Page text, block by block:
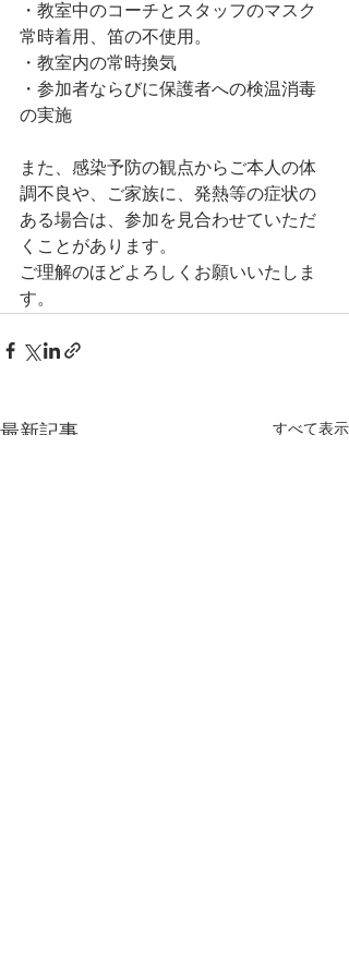
・教室中のコーチとスタッフのマスク
常時着用、笛の不使用。
・教室内の常時換気
・参加者ならびに保護者への検温消毒
の実施
また、感染予防の観点からご本人の体
調不良や、ご家族に、発熱等の症状の
ある場合は、参加を見合わせていただ
くことがあります。
ご理解のほどよろしくお願いいたしま
す。
最新記事 すべて表示